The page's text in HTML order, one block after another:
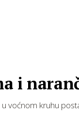
i
voćnom kruhu